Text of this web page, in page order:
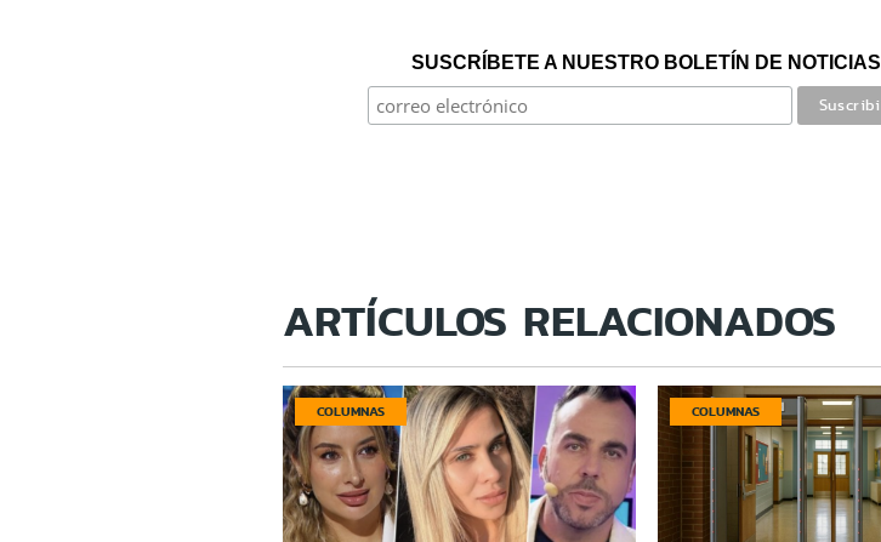
SUSCRÍBETE A NUESTRO BOLETÍN DE NOTICIAS
ARTÍCULOS RELACIONADOS
COLUMNAS COLUMNAS